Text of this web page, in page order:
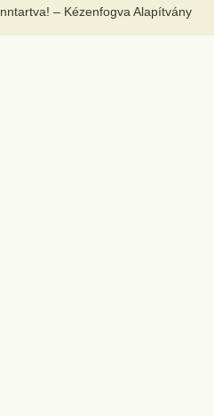
– Kézenfogva Alapítvány